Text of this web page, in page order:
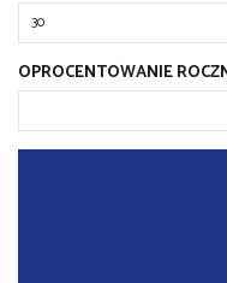
OPROCENTOWANIE